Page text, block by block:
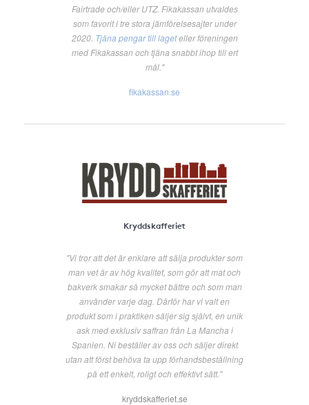
Fairtrade och/eller UTZ. Fikakassan utvaldes
som favorit i tre stora jämförelsesajter under
2020. Tjäna pengar till lageteller föreningen
med Fikakassan och tjäna snabbt ihop till ert
mål."
fikakassan.se
Kryddskafferiet
"Vi tror att det är enklare att sälja produkter som
man vet är av hög kvalitet, som gör att mat och
bakverk smakar så mycket bättre och som man
använder varje dag. Därför har vi valt en
produkt som i praktiken säljer sig självt, en unik
ask med exklusiv saffran från La Mancha i
Spanien. Ni beställer av oss och säljer direkt
utan att först behöva ta upp förhandsbeställning
på ett enkelt, roligt och effektivt sätt."
kryddskafferiet.se